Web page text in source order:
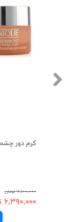
۷,۱۰۰,۰۰۰ تومان
۶,۳۹۰,۰۰۰ تومان